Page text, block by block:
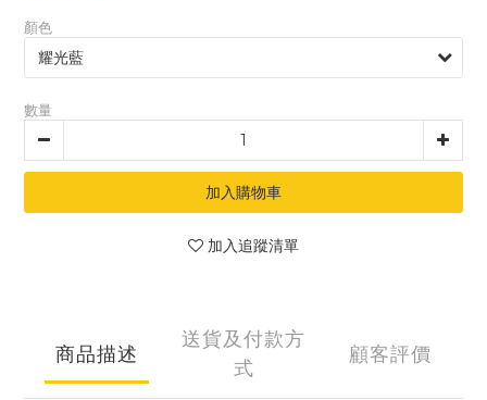
顏色
數量
加入購物車
加入追蹤清單
商品描述
送貨及付款方
式
顧客評價